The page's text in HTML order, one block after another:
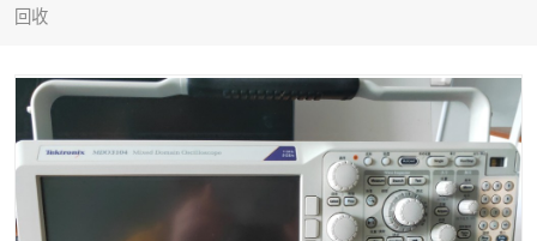
回收音频分析仪